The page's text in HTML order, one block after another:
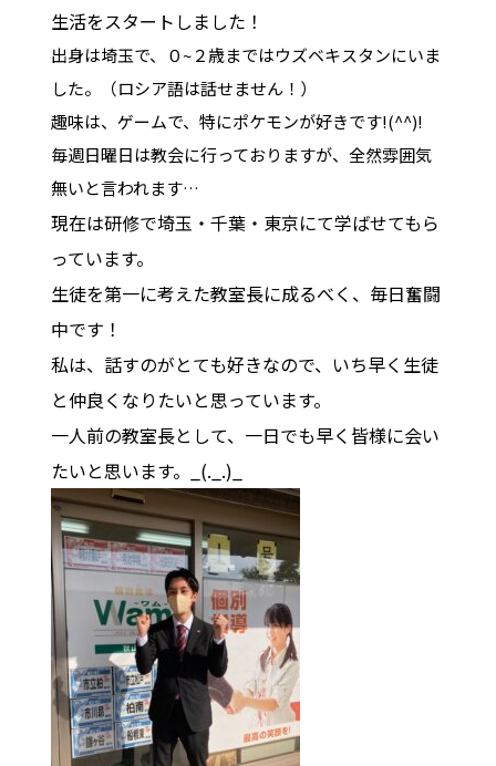
生活をスタートしました！
出身は埼玉で、０~２歳まではウズベキスタンにいま
した。（ロシア語は話せません！）
趣味は、ゲームで、特にポケモンが好きです!(^^)!
毎週日曜日は教会に行っておりますが、全然雰囲気
無いと言われます…
現在は研修で埼玉・千葉・東京にて学ばせてもら
っています。
生徒を第一に考えた教室長に成るべく、毎日奮闘
中です！
私は、話すのがとても好きなので、いち早く生徒
と仲良くなりたいと思っています。
一人前の教室長として、一日でも早く皆様に会い
たいと思います。_(._.)_